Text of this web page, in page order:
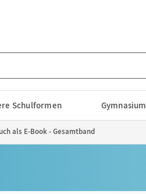
Schulformen Gymnasium
als E-Book - Gesamtband